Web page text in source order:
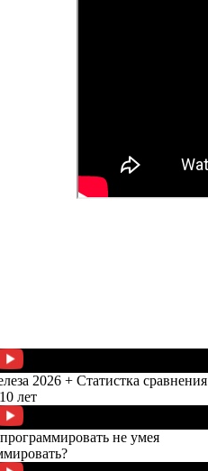
2026 + Статистка сравнения
лет
не умея